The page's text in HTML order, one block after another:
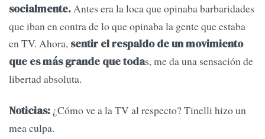
socialmente.Antes era la loca que opinaba barbaridades
que iban en contra de lo que opinaba la gente que estaba
en TV. Ahora, sentir el respaldo de un movimiento
que es más grande que todas, me da una sensación de
libertad absoluta.
Noticias: ¿Cómo ve a la TV al respecto? Tinelli hizo un
mea culpa.